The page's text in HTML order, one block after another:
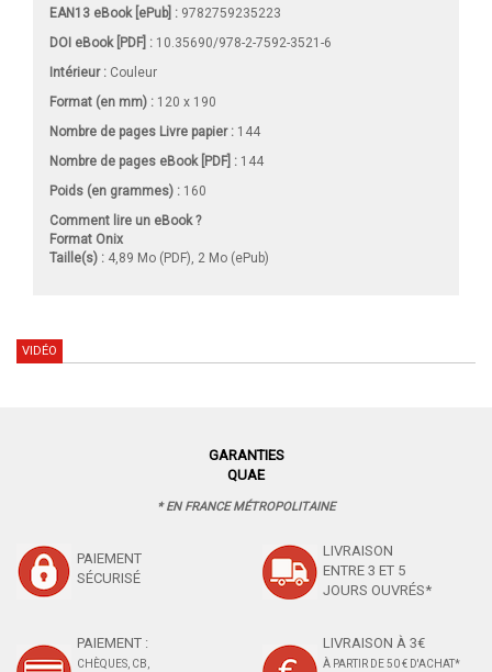
EAN13 eBook [ePub] : 9782759235223
DOI eBook [PDF] : 10.35690/978-2-7592-3521-6
Intérieur : Couleur
Format (en mm) : 120 x 190
Nombre de pages Livre papier: 144
Nombre de pages eBook [PDF] : 144
Poids (en grammes) : 160
Comment lire un eBook ?
Format Onix
Taille(s) : 4,89 Mo (PDF), 2 Mo (ePub)
VIDÉO
GARANTIES
QUAE
* EN FRANCE MÉTROPOLITAINE
PAIEMENT
SÉCURISÉ
LIVRAISON
ENTRE 3 ET 5
JOURS OUVRÉS*
PAIEMENT :
CHÈQUES, CB,
LIVRAISON À 3€
À PARTIR DE 50 € D'ACHAT*